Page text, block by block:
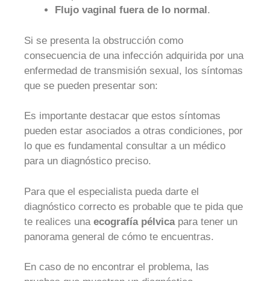
Flujo vaginal fuera de lo normal.
Si se presenta la obstrucción como
consecuencia de una infección adquirida por una
enfermedad de transmisión sexual, los síntomas
que se pueden presentar son:
Es importante destacar que estos síntomas
pueden estar asociados a otras condiciones, por
lo que es fundamental consultar a un médico
para un diagnóstico preciso.
Para que el especialista pueda darte el
diagnóstico correcto es probable que te pida que
te realices una ecografía pélvicapara tener un
panorama general de cómo te encuentras.
En caso de no encontrar el problema, las